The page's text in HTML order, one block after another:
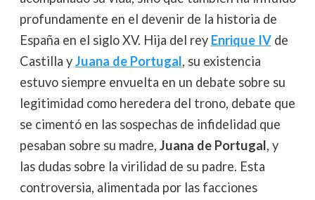
profundamente en el devenir de la historia de
España en el siglo XV. Hija del rey Enrique IVde
Castilla yJuana de Portugal, su existencia
estuvo siempre envuelta en un debate sobre su
legitimidad como heredera del trono, debate que
se cimentó en las sospechas de infidelidad que
pesaban sobre su madre, Juana de Portugal, y
las dudas sobre la virilidad de su padre. Esta
controversia, alimentada por las facciones